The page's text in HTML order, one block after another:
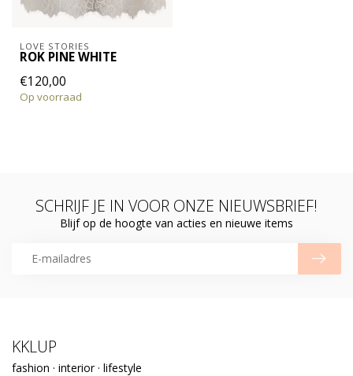
LOVE STORIES
ROK PINE WHITE
€120,00
Op voorraad
SCHRIJF JE IN VOOR ONZE NIEUWSBRIEF!
Blijf op de hoogte van acties en nieuwe items
KKLUP
fashion · interior · lifestyle